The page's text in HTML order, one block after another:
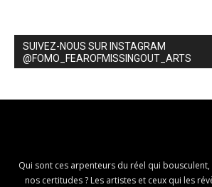
SUIVEZ-NOUS SUR INSTAGRAM
@FOMO_FEAROFMISSINGOUT_ARTS
Qui sont ces arpenteurs du réel qui
nos certitudes ? Les artistes et ceux qui les